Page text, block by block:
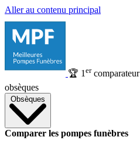
Aller au contenu principal
🏆 1 ercomparateur
obsèques
Obsèques
Comparer les pompes funèbres